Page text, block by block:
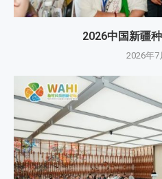
2026中国新疆
2026年7